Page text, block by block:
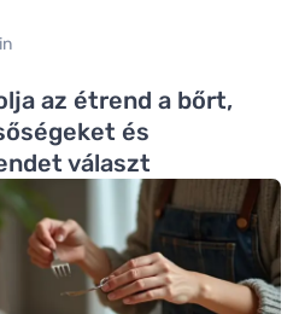
az étrend a bőrt,
és
választ